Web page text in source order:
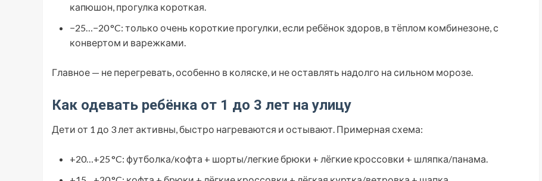
капюшон, прогулка короткая.
−25…−20 °C: только очень короткие прогулки, если ребёнок здоров, в тёплом комбинезоне, с
конвертом и варежками.
Главное — не перегревать, особенно в коляске, и не оставлять надолго на сильном морозе.
Как одевать ребёнка от 1 до 3 лет на улицу
Дети от 1 до 3 лет активны, быстро нагреваются и остывают. Примерная схема:
+20…+25 °C: футболка/кофта + шорты/легкие брюки + лёгкие кроссовки + шляпка/панама.